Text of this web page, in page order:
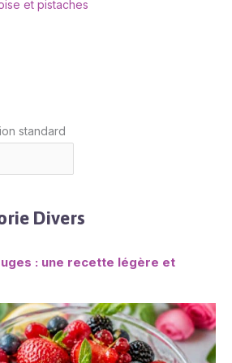
et pistaches
Divers
: une recette légère et